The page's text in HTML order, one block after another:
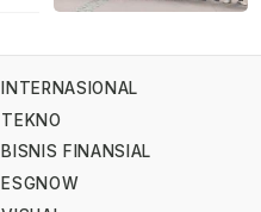
INTERNASIONAL
TEKNO
BISNIS FINANSIAL
ESGNOW